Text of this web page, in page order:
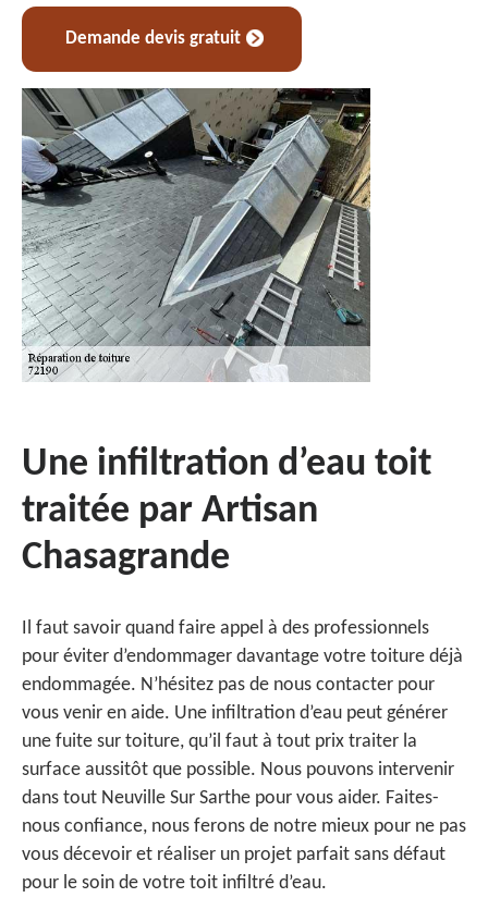
Demande devis gratuit
Une infiltration d’eau toit
traitée par Artisan
Chasagrande
Il faut savoir quand faire appel à des professionnels
pour éviter d’endommager davantage votre toiture déjà
endommagée. N’hésitez pas de nous contacter pour
vous venir en aide. Une infiltration d’eau peut générer
une fuite sur toiture, qu’il faut à tout prix traiter la
surface aussitôt que possible. Nous pouvons intervenir
dans tout Neuville Sur Sarthe pour vous aider. Faites-
nous confiance, nous ferons de notre mieux pour ne pas
vous décevoir et réaliser un projet parfait sans défaut
pour le soin de votre toit infiltré d’eau.